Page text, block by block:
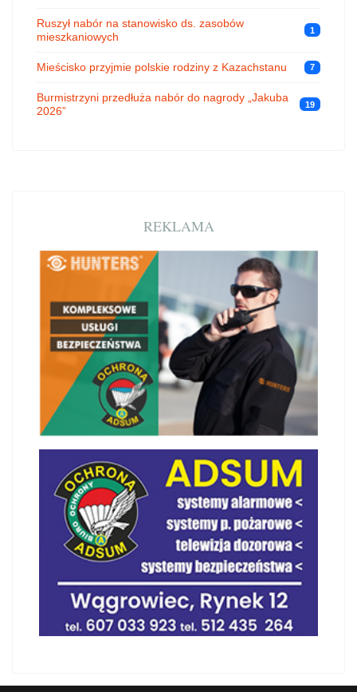
Ruszył nabór na stanowisko ds. zasobów
mieszkaniowych
1
Mieścisko przyjmie polskie rodziny z Kazachstanu 7
Burmistrzyni przedłuża nabór do nagrody „Jakuba
2026”
19
REKLAMA